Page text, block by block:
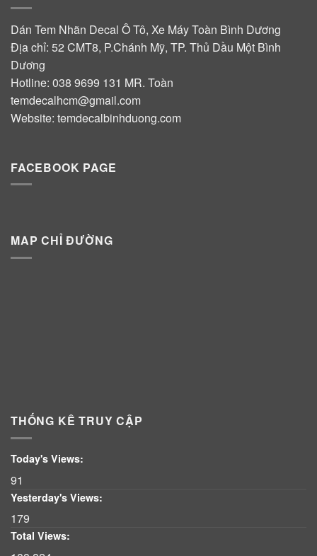
Dán Tem Nhãn Decal Ô Tô, Xe Máy Toàn Bình Dương
Địa chỉ: 52 CMT8, P.Chánh Mỹ, TP. Thủ Dầu Một Bình
Dương
Hotline: 038 9699 131 MR. Toàn
temdecalhcm@gmail.com
Website: temdecalbinhduong.com
FACEBOOK PAGE
MAP CHỈ ĐƯỜNG
THỐNG KÊ TRUY CẬP
Today's Views:
91
Yesterday's Views:
179
Total Views: